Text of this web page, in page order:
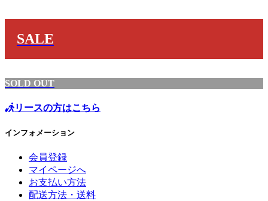
SALE
SOLD OUT
リースの方はこちら
インフォメーション
会員登録
マイページへ
お支払い方法
配送方法・送料